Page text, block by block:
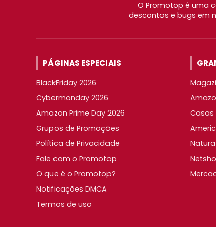
O Promotop é uma
descontos e bugs em
PÁGINAS ESPECIAIS
BlackFriday 2026
Cybermonday 2026
Amazon Prime Day 2026
Grupos de Promoções
Política de Privacidade
Fale com o Promotop
O que é o Promotop?
Notificações DMCA
Termos de uso
Casas
Natura